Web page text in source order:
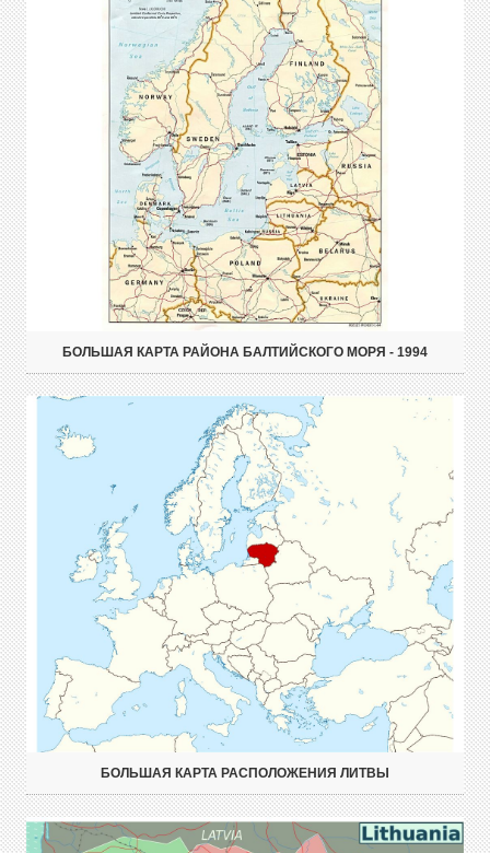
БОЛЬШАЯ КАРТА РАЙОНА БАЛТИЙСКОГО МОРЯ - 1994
БОЛЬШАЯ КАРТА РАСПОЛОЖЕНИЯ ЛИТВЫ